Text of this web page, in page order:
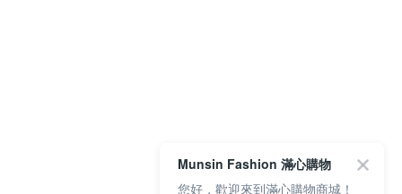
Munsin Fashion 滿心購物
您好，歡迎來到滿心購物商城！